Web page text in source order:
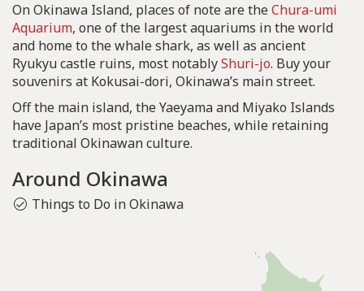
On Okinawa Island, places of note are theChura-umi
Aquarium, one of the largest aquariums in the world
and home to the whale shark, as well as ancient
Ryukyu castle ruins, most notablyShuri-jo. Buy your
souvenirs at Kokusai-dori, Okinawa’s main street.
Off the main island, the Yaeyama and Miyako Islands
have Japan’s most pristine beaches, while retaining
traditional Okinawan culture.
Around Okinawa
Things to Do in Okinawa